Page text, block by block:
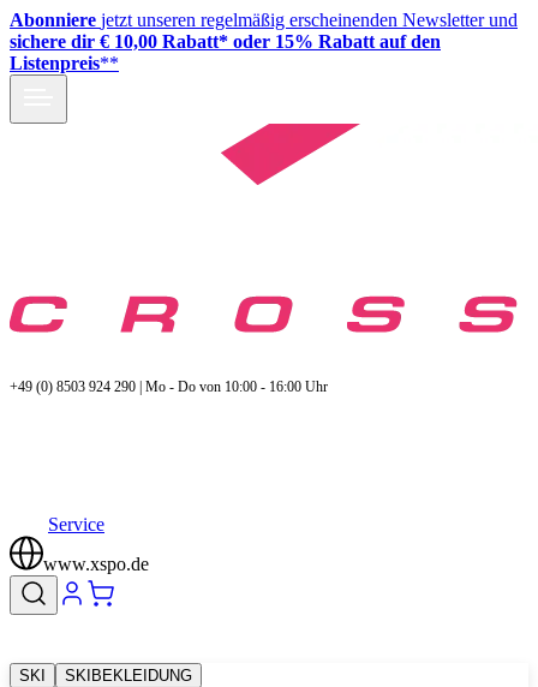
Abonniere jetzt unseren regelmäßig erscheinenden Newsletter und
sichere dir € 10,00 Rabatt* oder 15% Rabatt auf den
Listenpreis**
+49 (0) 8503 924 290 | Mo - Do von 10:00 - 16:00 Uhr
Service
www.xspo.de
SKI SKIBEKLEIDUNG